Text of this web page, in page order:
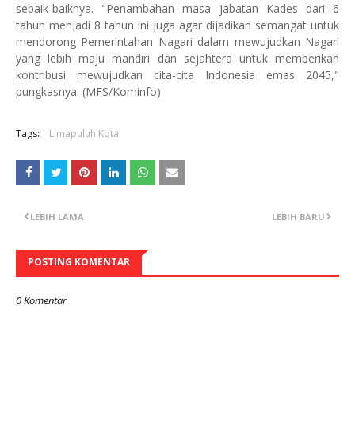
sebaik-baiknya. "Penambahan masa jabatan Kades dari 6
tahun menjadi 8 tahun ini juga agar dijadikan semangat untuk
mendorong Pemerintahan Nagari dalam mewujudkan Nagari
yang lebih maju mandiri dan sejahtera untuk memberikan
kontribusi mewujudkan cita-cita Indonesia emas 2045,"
pungkasnya. (MFS/Kominfo)
Tags: Limapuluh Kota
LEBIH BARU
LEBIH LAMA
POSTING KOMENTAR
0 Komentar